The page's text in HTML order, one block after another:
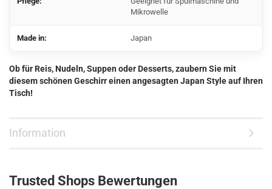
Mikrowelle
Made in: Japan
Ob für Reis, Nudeln, Suppen oder Desserts, zaubern Sie mit
diesem schönen Geschirr einen angesagten Japan Style auf Ihren
Tisch!
Information
Trusted Shops Bewertungen